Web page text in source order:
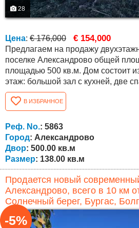
28
Цена: € 176,000 € 154,000
Предлагаем на продажу
поселке Александрово общей
площадью 500 кв.м. Дом состоит из
этаж: большой зал с кухней, две спальни и ванная
комната. Второй этаж состоит из спальни, ванной
комнаты и большой террасы с
нуждается лишь в небольшом
заселению. Продается с мебелью и
необходимое для комфортного
В ИЗБРАННОЕ
Реф. No.: 5863
Город: Александрово
Двор: 500.00 кв.м
Размер: 138.00 кв.м
Продается новый
Александрово, всего в 10 км
Солнечный берег, Бургас,
-5%